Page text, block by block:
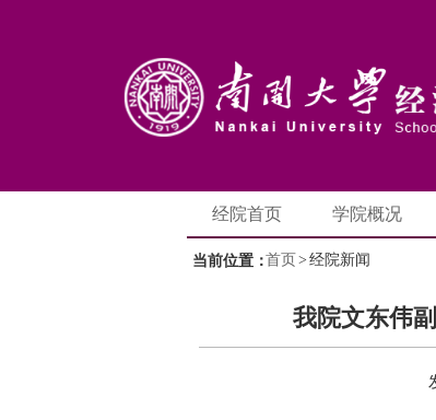
经院首页 学院概况
当前位置：首页 > 经院新闻
我院文东伟